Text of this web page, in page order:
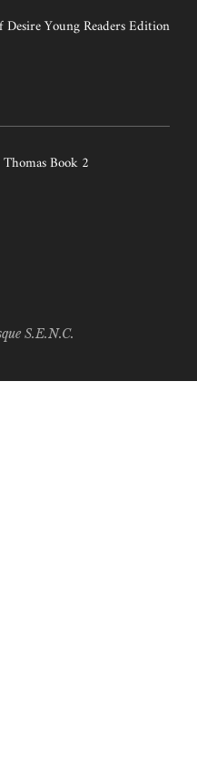
Young Readers Edition
Book 2
S.E.N.C.